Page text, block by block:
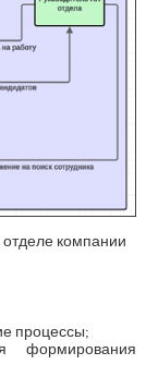
компании
процессы;
формирования